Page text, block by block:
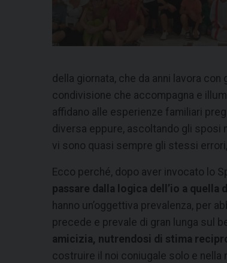
della giornata, che da anni lavora
condivisione che accompagna e
affidano alle esperienze familiari
diversa eppure, ascoltando gli sposi
vi sono quasi sempre gli stessi
Ecco perché, dopo aver invocato lo
passare dalla logica dell’io a quella
hanno un’oggettiva prevalenza, per
precede e prevale di gran lunga sul
amicizia, nutrendosi di stima
costruire il noi coniugale solo e